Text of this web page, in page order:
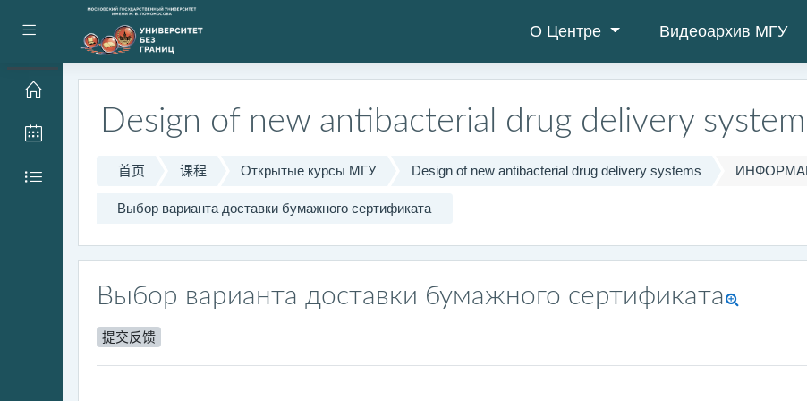
停靠面板 О Центре Видеоархив МГУ
跳到主要内容
Design of new antibacterial drug delivery
首页 课程 Открытые курсы МГУ Design of new antibacterial drug delivery systems
Выбор варианта доставки бумажного сертификата
Выбор варианта доставки бумажного сертификата
提交反馈